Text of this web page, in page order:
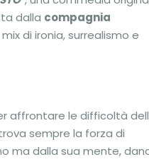
dalla compagnia
di ironia, surrealismo e
affrontare le difficoltà
sempre la forza di
ma dalla sua mente,